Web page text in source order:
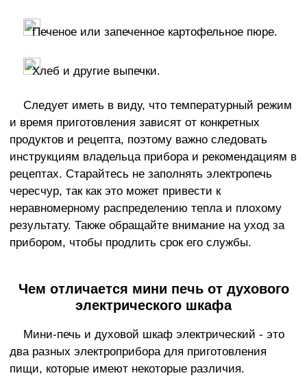
Печеное или запеченное картофельное пюре.
Хлеб и другие выпечки.
Следует иметь в виду, что температурный режим
и время приготовления зависят от конкретных
продуктов и рецепта, поэтому важно следовать
инструкциям владельца прибора и рекомендациям в
рецептах. Старайтесь не заполнять электропечь
чересчур, так как это может привести к
неравномерному распределению тепла и плохому
результату. Также обращайте внимание на уход за
прибором, чтобы продлить срок его службы.
Чем отличается мини печь от духового
электрического шкафа
Мини-печь и духовой шкаф электрический - это
два разных электроприбора для приготовления
пищи, которые имеют некоторые различия.